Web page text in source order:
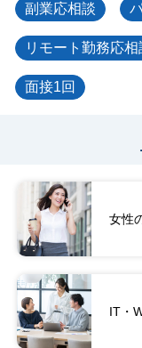
副業応相談
リモート勤務応相
面接1回
女性
IT・